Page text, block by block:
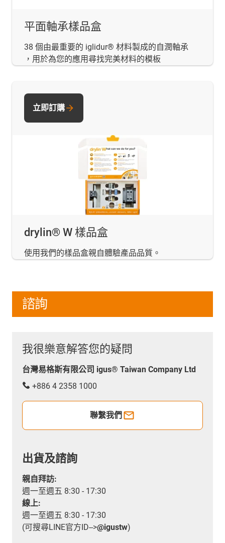
平面軸承樣品盒
38 個由最重要的 iglidur® 材料製成的自潤軸承
，用於為您的應用尋找完美材料的模板
drylin® W 樣品盒
使用我們的樣品盒親自體驗產品品質。
立即訂購
諮詢
我很樂意解答您的疑問
台灣易格斯有限公司 igus® Taiwan Company Ltd
+886 4 2358 1000
聯繫我們
出貨及諮詢
親自拜訪:
週一至週五 8:30 - 17:30
線上:
週一至週五 8:30 - 17:30
(可搜尋LINE官方ID-->@igustw)